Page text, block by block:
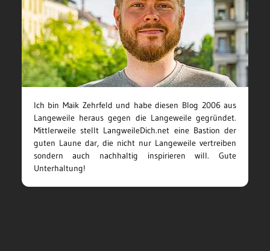
Ich bin Maik Zehrfeld und habe diesen Blog 2006 aus
Langeweile heraus gegen die Langeweile gegründet.
Mittlerweile stellt LangweileDich.net eine Bastion der
guten Laune dar, die nicht nur Langeweile vertreiben
sondern auch nachhaltig inspirieren will. Gute
Unterhaltung!